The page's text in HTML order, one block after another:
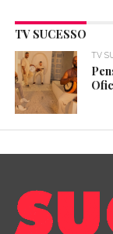
TV SUCESSO
TV